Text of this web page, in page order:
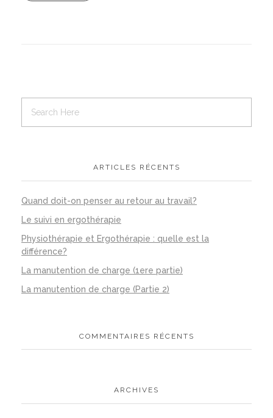
ARTICLES RÉCENTS
Quand doit-on penser au retour au travail?
Le suivi en ergothérapie
Physiothérapie et Ergothérapie : quelle est la
différence?
La manutention de charge (1ere partie)
La manutention de charge (Partie 2)
COMMENTAIRES RÉCENTS
ARCHIVES